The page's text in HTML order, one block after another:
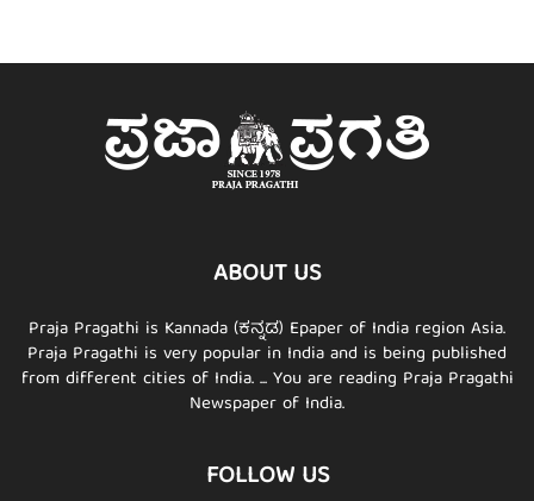
ABOUT US
Praja Pragathi is Kannada (ಕನ್ನಡ) Epaper of India region Asia.
Praja Pragathi is very popular in India and is being published
from different cities of India. ... You are reading Praja Pragathi
Newspaper of India.
FOLLOW US